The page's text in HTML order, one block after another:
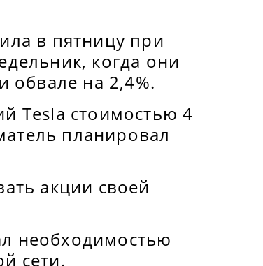
в пятницу при
когда они
обвале на 2,4%.
Tesla стоимостью 4
планировал
акции своей
необходимостью
сети.